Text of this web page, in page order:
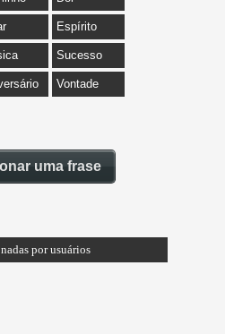
Espírito
Sucesso
Vontade
uma frase
por usuários